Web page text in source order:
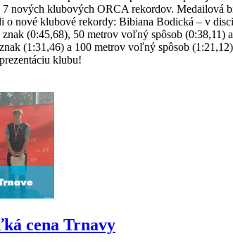
nových klubových ORCA rekordov. Medailová
o nové klubové rekordy: Bibiana Bodická – v
(0:45,68), 50 metrov voľný spôsob
(1:31,46) a 100 metrov voľný spôsob
klubu!
cena Trnavy